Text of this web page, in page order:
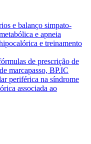
e balanço simpato-
e apneia
e treinamento
de prescrição de
marcapasso, BP.IC
periférica na síndrome
associada ao